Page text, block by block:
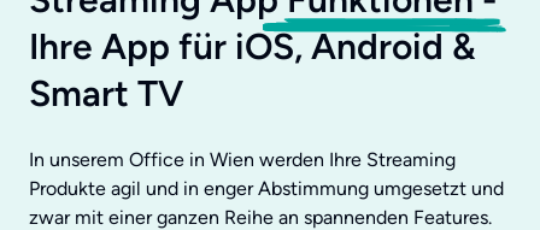
Ihre App für iOS, Android &
Smart TV
In unserem Office in Wien werden Ihre Streaming
Produkte agil und in enger Abstimmung umgesetzt und
zwar mit einer ganzen Reihe an spannenden Features.